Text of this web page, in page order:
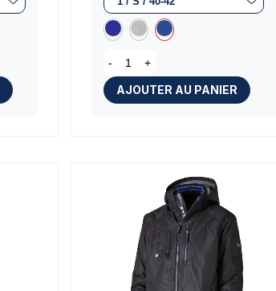
- +
AJOUTER AU PANIER